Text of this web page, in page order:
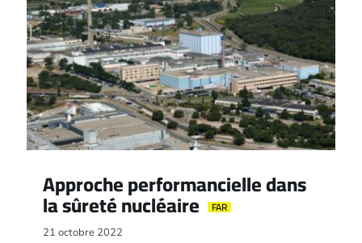
Approche performancielle dans
la sûreté nucléaire FAR
21 octobre 2022